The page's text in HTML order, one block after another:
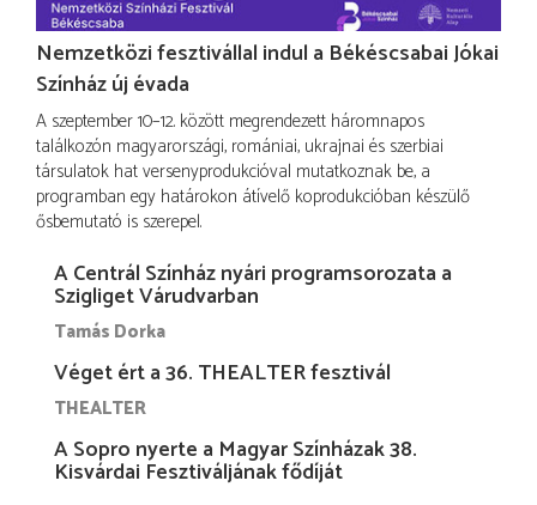
Nemzetközi fesztivállal indul a Békéscsabai Jókai
Színház új évada
A szeptember 10–12. között megrendezett háromnapos
találkozón magyarországi, romániai, ukrajnai és szerbiai
társulatok hat versenyprodukcióval mutatkoznak be, a
programban egy határokon átívelő koprodukcióban készülő
ősbemutató is szerepel.
A Centrál Színház nyári programsorozata a
Szigliget Várudvarban
Tamás Dorka
Véget ért a 36. THEALTER fesztivál
THEALTER
A Sopro nyerte a Magyar Színházak 38.
Kisvárdai Fesztiváljának fődíját